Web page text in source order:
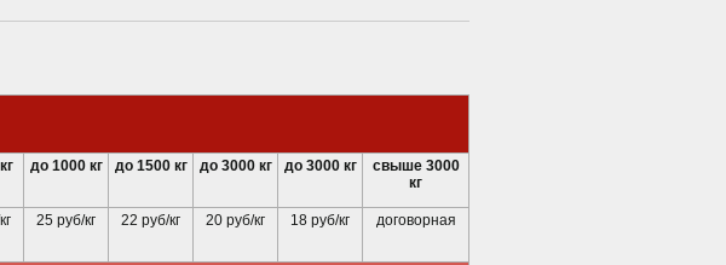
до 1000 кг до 1500 кг до 3000 кг до 3000 кг
свыше 3000
кг
25 руб/кг 22 руб/кг 20 руб/кг 18 руб/кг договорная